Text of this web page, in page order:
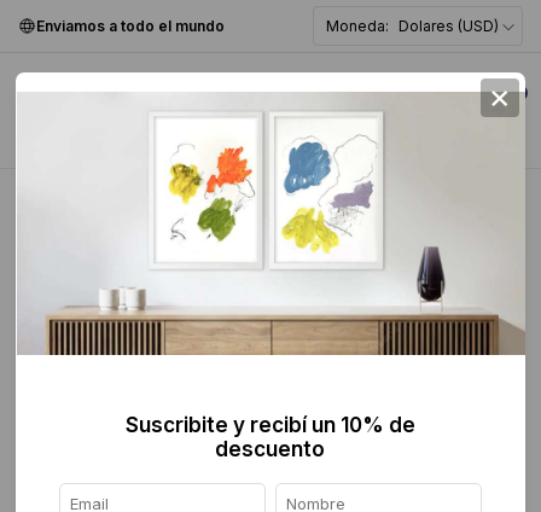
Enviamos a todo el mundo Moneda: Dolares (USD)
0
×
Suscribite y recibí un 10% de
descuento